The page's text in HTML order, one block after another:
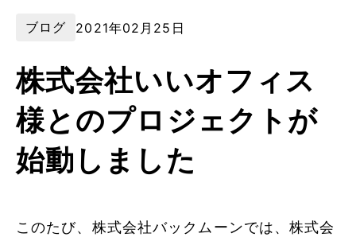
ブログ 2021年02月25日
株式会社いいオフィス
様とのプロジェクトが
始動しました
このたび、株式会社バックムーンでは、株式会